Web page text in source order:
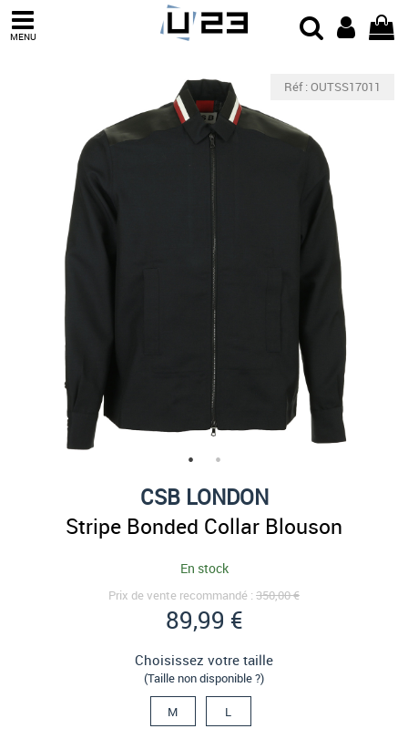
MENU
Réf : OUTSS17011
CSB LONDON
Stripe Bonded Collar Blouson
En stock
Prix de vente recommandé : 350,00 €
89,99 €
Choisissez votre taille
(Taille non disponible ?)
M L